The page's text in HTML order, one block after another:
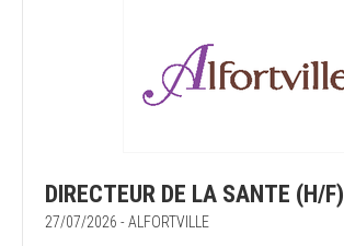
DIRECTEUR DE LA SANTE (H/F)
27/07/2026 - ALFORTVILLE